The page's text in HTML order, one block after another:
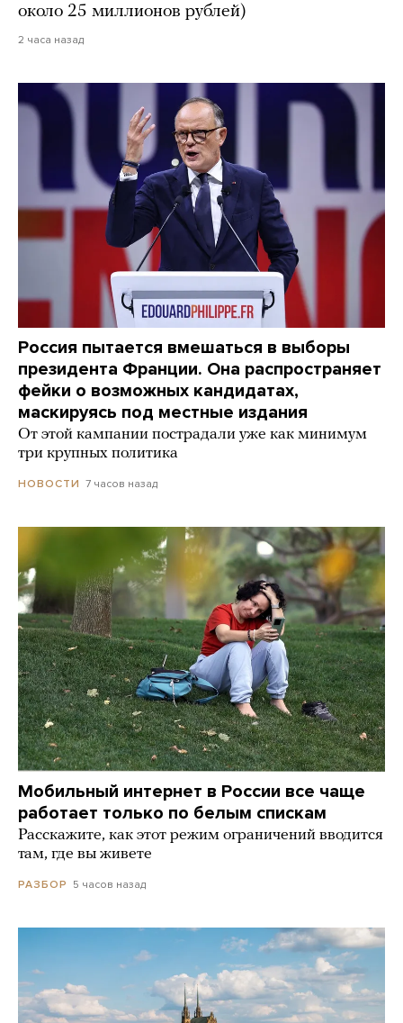
около 25 миллионов рублей)
2 часа назад
Россия пытается вмешаться в выборы
президента Франции. Она распространяет
фейки о возможных кандидатах,
маскируясь под местные издания
От этой кампании пострадали уже как минимум
три крупных политика
НОВОСТИ 7 часов назад
Мобильный интернет в России все чаще
работает только по белым спискам
Расскажите, как этот режим ограничений вводится
там, где вы живете
РАЗБОР 5 часов назад